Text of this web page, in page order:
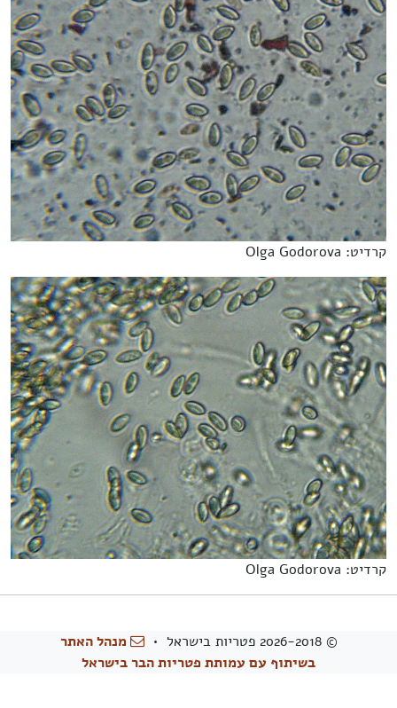
קרדיט: Olga Godorova
קרדיט: Olga Godorova
© 2026-2018 פטריות בישראל •
מנהל האתר
בשיתוף עם עמותת פטריות הבר בישראל